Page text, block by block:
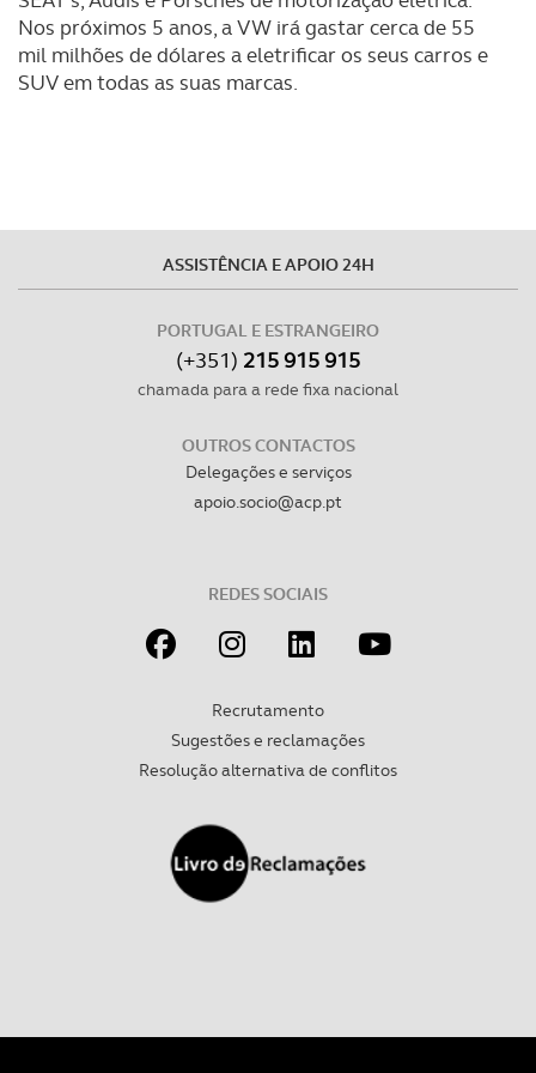
Adicionalmente partilhamos informação, relativa à sua
utilização do nosso site de publicidade e de análise, com
parceiros e organizações na UE e em países terceiros.
Realçamos que o bloqueio de certo tipo de Cookies e
tecnologias similares pode ter impacto na sua
experiência de navegação no Website e nos serviços
Nos próximos 5 anos, a VW irá gastar cerca de 55
mil milhões de dólares a eletrificar os seus carros e
SUV em todas as suas marcas.
ASSISTÊNCIA E APOIO 24H
PORTUGAL E ESTRANGEIRO
(+351) 215 915 915
chamada para a rede fixa nacional
OUTROS CONTACTOS
Delegações e serviços
apoio.socio@acp.pt
REDES SOCIAIS
Recrutamento
Sugestões e reclamações
Resolução alternativa de conflitos